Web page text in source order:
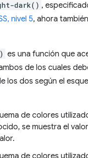
dark() ,
nivel 5, ahora
es una función que
de los cuales
los dos según el
de colores
se muestra el
de colores